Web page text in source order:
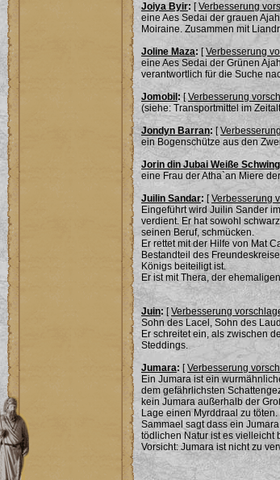
Joiya Byir: [Verbesserung
eine Aes Sedai der grauen
Moiraine. Zusammen mit
Joline Maza: [Verbesserung
eine Aes Sedai der Grünen
verantwortlich für die Suche
Jomobil :[Verbesserung
(siehe: Transportmittel im
Jondyn Barran:[
ein Bogenschütze aus den
Jorin din Jubai Weiße
eine Frau der Atha`an Miere
Juilin Sandar: [Verbesserung
Eingeführt wird Juilin Sander
verdient. Er hat sowohl
seinen Beruf, schmücken.
Er rettet mit der Hilfe von Mat
Bestandteil des
Königs beiteiligt ist.
Er ist mit Thera, der
Juin:[Verbesserung
Sohn des Lacel, Sohn des
Er schreitet ein, als zwischen
Steddings.
Jumara: [Verbesserung
Ein Jumara ist ein
dem gefährlichsten
kein Jumara außerhalb der
Lage einen Myrddraal zu
Sammael sagt dass ein
tödlichen Natur ist es vielleicht
Vorsicht: Jumara ist nicht zu